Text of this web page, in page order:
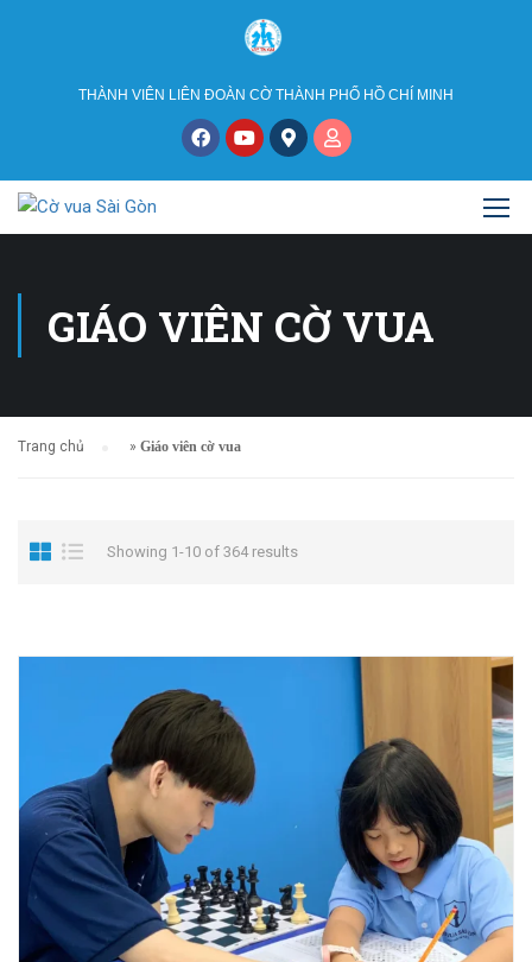
THÀNH VIÊN LIÊN ĐOÀN CỜ THÀNH PHỐ HỒ CHÍ MINH
GIÁO VIÊN CỜ VUA
Trang chủ » Giáo viên cờ vua
Showing 1-10 of 364 results